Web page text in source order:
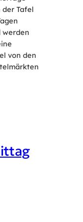
Tafel
werden
von den